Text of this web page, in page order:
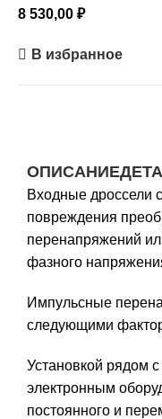
8 530,00 ₽
В избранное
ОПИСАНИЕ
Входные дроссели
повреждения
перенапряжений
фазного
Импульсные
следующими
Установкой рядом
электронным
постоянного и